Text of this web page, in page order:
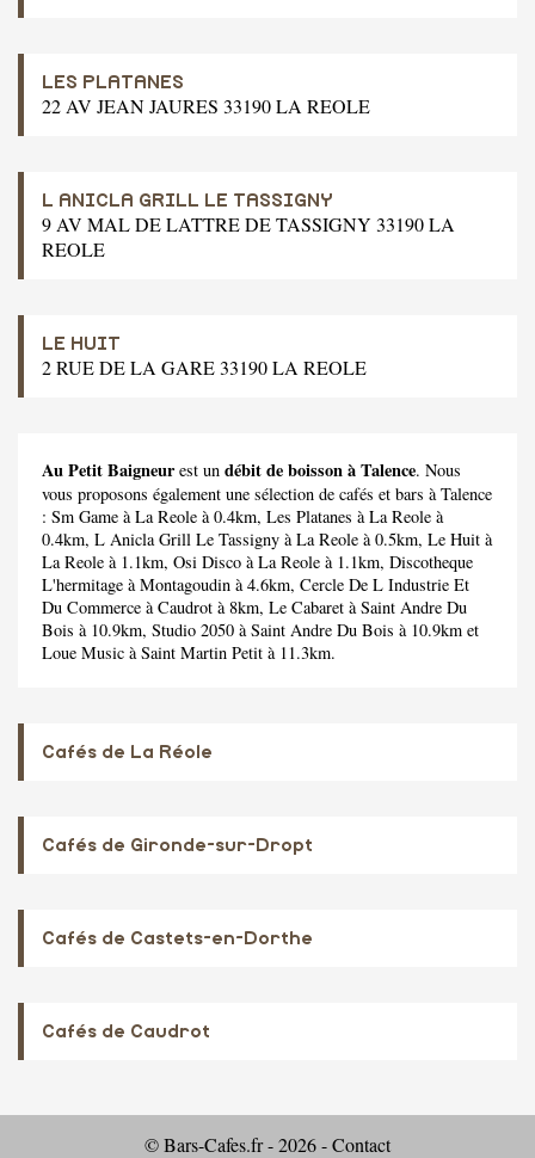
LES PLATANES
22 AV JEAN JAURES 33190 LA REOLE
L ANICLA GRILL LE TASSIGNY
9 AV MAL DE LATTRE DE TASSIGNY 33190 LA
REOLE
LE HUIT
2 RUE DE LA GARE 33190 LA REOLE
Au Petit Baigneurest un débit de boisson à Talence. Nous
vous proposons également une sélection de cafés et bars à Talence
: Sm Game à La Reole à 0.4km, Les Platanes à La Reole à
0.4km, L Anicla Grill Le Tassigny à La Reole à 0.5km, Le Huit à
La Reole à 1.1km, Osi Disco à La Reole à 1.1km, Discotheque
L'hermitage à Montagoudin à 4.6km, Cercle De L Industrie Et
Du Commerce à Caudrot à 8km, Le Cabaret à Saint Andre Du
Bois à 10.9km, Studio 2050 à Saint Andre Du Bois à 10.9km et
Loue Music à Saint Martin Petit à 11.3km.
Cafés de La Réole
Cafés de Gironde-sur-Dropt
Cafés de Castets-en-Dorthe
Cafés de Caudrot
© Bars-Cafes.fr - 2026 -Contact